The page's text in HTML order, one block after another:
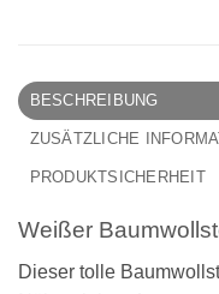
BESCHREIBUNG
ZUSÄTZLICHE
PRODUKTSICHERHEIT
Weißer
Dieser tolle